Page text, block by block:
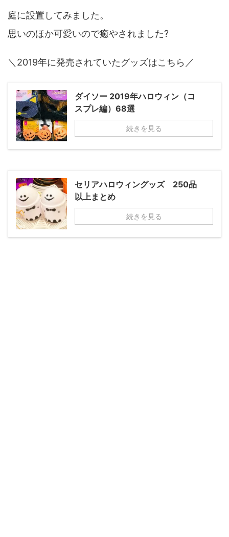
庭に設置してみました。
思いのほか可愛いので癒やされました?
＼2019年に発売されていたグッズはこちら／
ダイソー 2019年ハロウィン（コ
スプレ編）68選
続きを見る
セリアハロウィングッズ 250品
以上まとめ
続きを見る